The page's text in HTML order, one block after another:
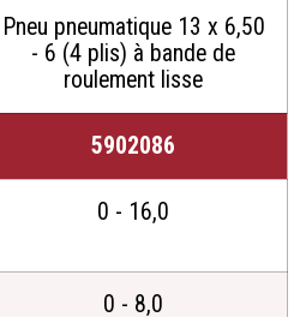
Pneu pneumatique 13 x 6,50
- 6 (4 plis) à bande de
roulement lisse
5902086
0 - 16,0
0 - 8,0